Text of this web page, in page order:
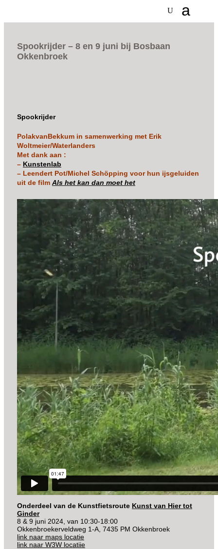
Spookrijder – 8 en 9 juni bij Bosbaan
Okkenbroek
Spookrijder
PolakvanBekkum in samenwerking met Erik
Woltmeier/Waterlanders
Met dank aan :
– Kunstenlab
– Leendert Pot/Michel Schöpping voor hun ijsgeluiden
uit de film Als het kan dan moet het
Onderdeel van de Kunstfietsroute Kunst van Hier tot
Ginder
8 & 9 juni 2024, van 10:30-18:00
Okkenbroekerveldweg 1-A, 7435 PM Okkenbroek
link naar maps locatie
link naar W3W locatiie